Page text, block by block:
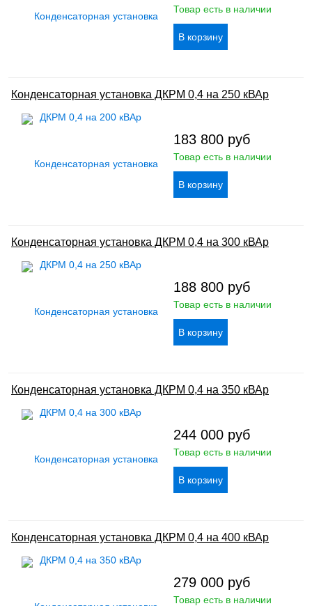
Товар есть в наличии
Конденсаторная установка ДКРМ 0,4 на 250 кВАр
183 800 руб
Товар есть в наличии
Конденсаторная установка ДКРМ 0,4 на 300 кВАр
188 800 руб
Товар есть в наличии
Конденсаторная установка ДКРМ 0,4 на 350 кВАр
244 000 руб
Товар есть в наличии
Конденсаторная установка ДКРМ 0,4 на 400 кВАр
279 000 руб
Товар есть в наличии